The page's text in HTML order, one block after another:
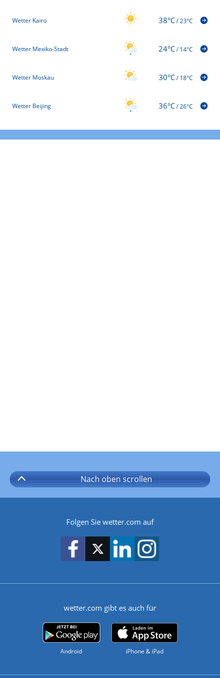
Wetter Kairo 38°C/23°C
Wetter Mexiko-Stadt 24°C/14°C
Wetter Moskau 30°C/18°C
Wetter Beijing 36°C/26°C
Nach oben scrollen
Folgen Sie wetter.com auf
wetter.com gibt es auch für
Android iPhone & iPad